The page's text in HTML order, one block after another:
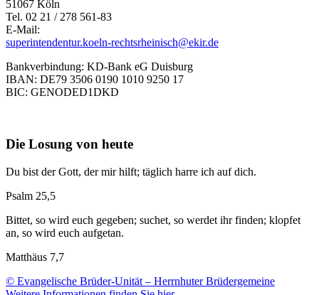
51067 Köln
Tel. 02 21 / 278 561-83
E-Mail:
superintendentur.koeln-rechtsrheinisch@ekir.de
Bankverbindung: KD-Bank eG Duisburg
IBAN: DE79 3506 0190 1010 9250 17
BIC: GENODED1DKD
Die Losung von heute
Du bist der Gott, der mir hilft; täglich harre ich auf dich.
Psalm 25,5
Bittet, so wird euch gegeben; suchet, so werdet ihr finden; klopfet
an, so wird euch aufgetan.
Matthäus 7,7
© Evangelische Brüder-Unität – Herrnhuter Brüdergemeine